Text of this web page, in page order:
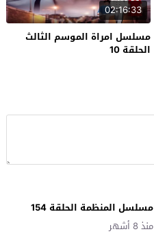
02:16:33
مسلسل امراة الموسم الثالث
الحلقة 10
مسلسل المنظمة الحلقة 154
منذ 8 أشهر